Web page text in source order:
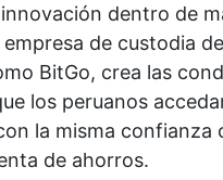
dentro de
de custodia
BitGo, crea las
los peruanos
la misma confianza
de ahorros.